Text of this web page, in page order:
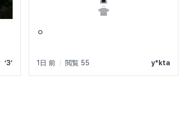
‘3’
ㅇ
1日 前 閲覧 55 y*kta